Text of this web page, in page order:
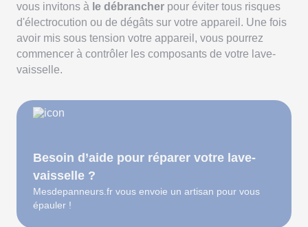
vous invitons à le débrancher pour éviter tous risques
d'électrocution ou de dégâts sur votre appareil. Une fois
avoir mis sous tension votre appareil, vous pourrez
commencer à contrôler les composants de votre lave-
vaisselle.
Besoin d’aide pour réparer votre lave-
vaisselle ?
Mesdepanneurs.fr vous envoie un artisan pour vous
épauler !